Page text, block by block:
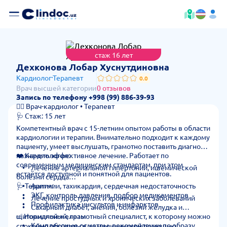
стаж 16 лет
Дехконова Лобар Хуснутдиновна
КардиологТерапевт
Врач высшей категории
0.0
0 отзывов
Запись по телефону +998 (99) 886-39-93
👩‍⚕️ Врач-кардиолог • Терапевт
🩺 Стаж: 15 лет
Компетентный врач с 15-летним опытом работы в области
кардиологии и терапии. Внимательно подходит к каждому
пациенту, умеет выслушать, грамотно поставить диагноз и
назначить эффективное лечение. Работает по
современным медицинским стандартам, при этом
остаётся доступной и понятной для пациентов.
❤️ Кардиология:
• Лечение артериальной гипертонии, ишемической
болезни сердца
• Аритмии, тахикардия, сердечная недостаточность
• ЭКГ, контроль давления, подбор медикаментов
• Профилактика инсультов и инфарктов
🩺 Терапия:
• Лечение простудных и хронических заболеваний
• Сахарный диабет, анемия, болезни желудка и
щитовидной железы
• Комплексные осмотры, рекомендации по образу
✅ Нормальный, грамотный специалист, к которому можно